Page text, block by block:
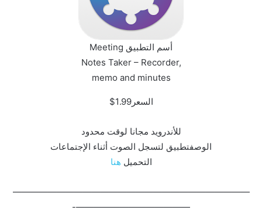
أسم التطبيق Meeting
Notes Taker – Recorder,
memo and minutes‏
السعر1.99$
للأندرويد مجانا لوقت محدود
الوصفتطبيق لتسجل الصوت أثناء الإجتماعات
التحميل هنا
———————————————————————————
—————————————-